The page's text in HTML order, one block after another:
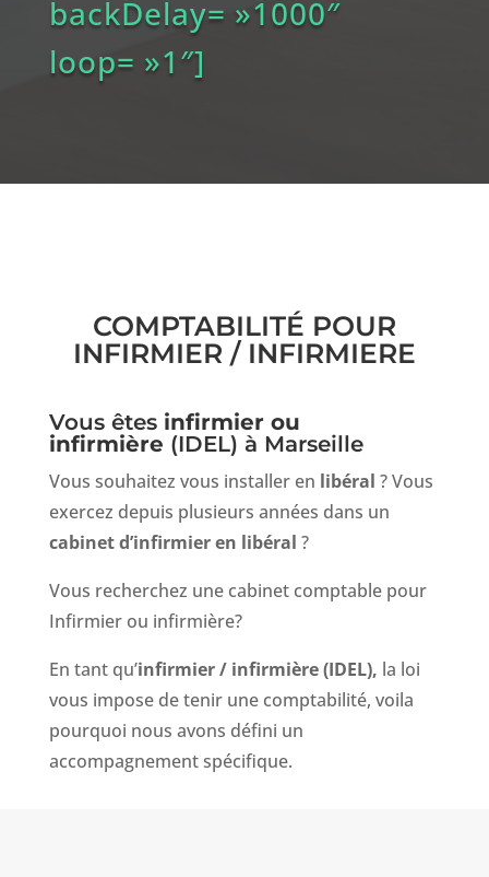
backDelay= »1000″
loop= »1″]
COMPTABILITÉ POUR
INFIRMIER / INFIRMIERE
Vous êtes infirmier ou
infirmière (IDEL) à Marseille
Vous souhaitez vous installer en libéral ? Vous
exercez depuis plusieurs années dans un
cabinet d’infirmier en libéral ?
Vous recherchez une cabinet comptable pour
Infirmier ou infirmière?
En tant qu’infirmier / infirmière (IDEL), la loi
vous impose de tenir une comptabilité, voila
pourquoi nous avons défini un
accompagnement spécifique.